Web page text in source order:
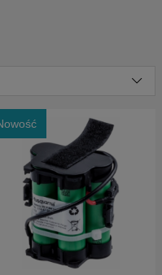
dłuższy czas